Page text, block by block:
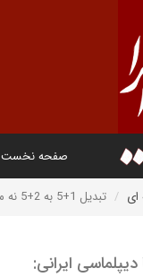
صفحه نخست
ای تبدیل 1+5 به 2+5 نه مطلوب و نه شدنی است
ایرانی: